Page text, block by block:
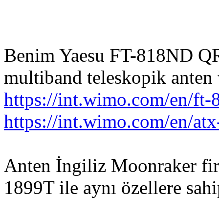
Benim Yaesu FT-818ND
multiband teleskopik anten
https://int.wimo.com/en/ft-
https://int.wimo.com/en/
Anten İngiliz Moonraker
1899T ile aynı özellere